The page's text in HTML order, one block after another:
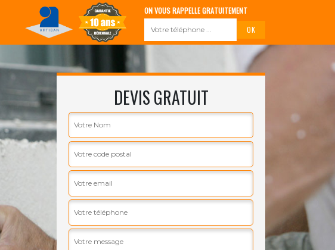
ON VOUS RAPPELLE GRATUITEMENT
DEVIS GRATUIT